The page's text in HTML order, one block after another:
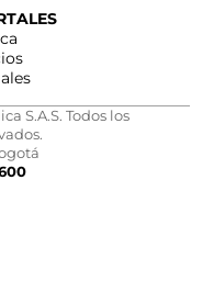
S.A.S. Todos los